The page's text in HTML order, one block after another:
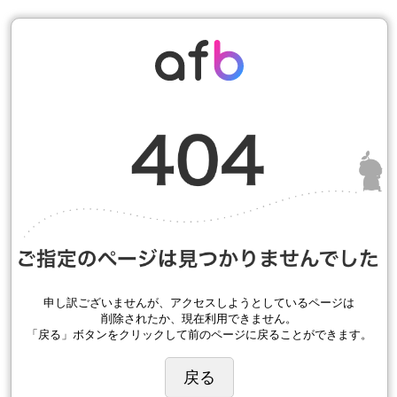
申し訳ございませんが、アクセスしようとしているページは
削除されたか、現在利用できません。
「戻る」ボタンをクリックして前のページに戻ることができます。
戻る